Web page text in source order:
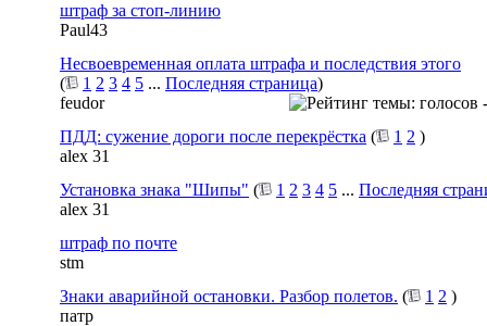
штраф за стоп-линию
Paul43
Несвоевременная оплата штрафа и последствия этого
(
1 2 3 4 5 ... Последняя страница)
feudor
ПДД: сужение дороги после перекрёстка ( 1 2 )
alex 31
Установка знака "Шипы" ( 1 2 3 4 5 ... Последняя
alex 31
штраф по почте
stm
Знаки аварийной остановки. Разбор полетов. ( 1 2 )
патр